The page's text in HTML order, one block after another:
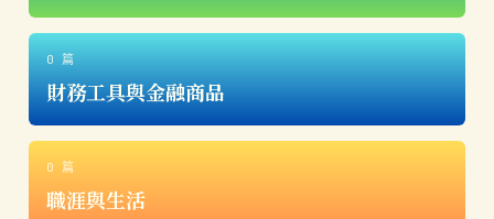
0 篇
財務工具與金融商品
0 篇
職涯與生活